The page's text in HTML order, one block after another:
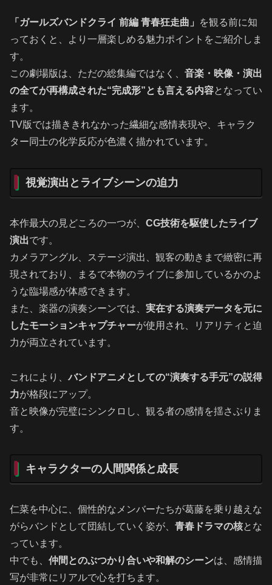
「ガールズバンドクライ 前編 青春狂走曲」
を観る前に知
っておくと、より一層楽しめる魅力ポイントをご紹介しま
す。
この劇場版は、ただの総集編ではなく、 音楽・映像・演出
の全てが再構成された“完成形”とも言える内容となってい
ます。
TV版では描ききれなかった繊細な感情表現や、キャラク
ター同士の化学反応が色濃く描かれています。
視覚演出とライブシーンの迫力
本作最大の見どころの一つが、 CG技術を駆使したライブ
演出です。
カメラアングル、ステージ演出、観客の動きまで緻密に再
現されており、まるで本物のライブに参加しているかのよ
うな臨場感が体感できます。
また、楽器の演奏シーンでは、 実在する演奏データを元に
したモーションキャプチャーが使用され、リアリティと迫
力が両立されています。
これにより、 バンドアニメとしての“演奏する手元”の説得
力が格段にアップ。
音と映像が完璧にシンクロし、観る者の感情を揺さぶりま
す。
キャラクターの人間関係と成長
仁菜を中心に、個性的なメンバーたちが葛藤を乗り越えな
がらバンドとして団結していく姿が、 青春ドラマの核とな
っています。
中でも、 仲間とのぶつかり合いや和解のシーンは、感情描
写が非常にリアルで心を打ちます。